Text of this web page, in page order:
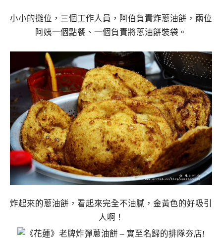
小小的攤位，三個工作人員，阿伯負責炸蔥油餅，兩位
阿姨一個點餐、一個負責將蔥油餅裝袋。
炸起來的蔥油餅，看起來完全不油膩，金黃色的好吸引
人啊！